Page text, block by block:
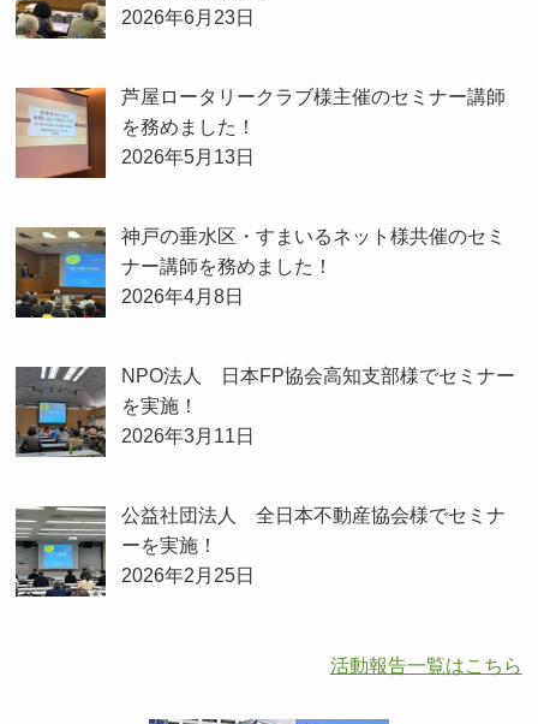
2026年6月23日
芦屋ロータリークラブ様主催のセミナー講師
を務めました！
2026年5月13日
神戸の垂水区・すまいるネット様共催のセミ
ナー講師を務めました！
2026年4月8日
NPO法人 日本FP協会高知支部様でセミナー
を実施！
2026年3月11日
公益社団法人 全日本不動産協会様でセミナ
ーを実施！
2026年2月25日
活動報告一覧はこちら